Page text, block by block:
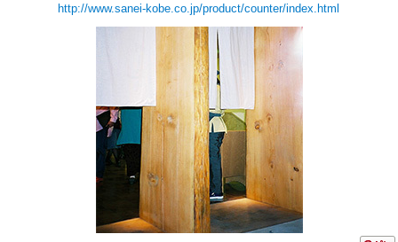
http://www.sanei-kobe.co.jp/product/counter/index.html